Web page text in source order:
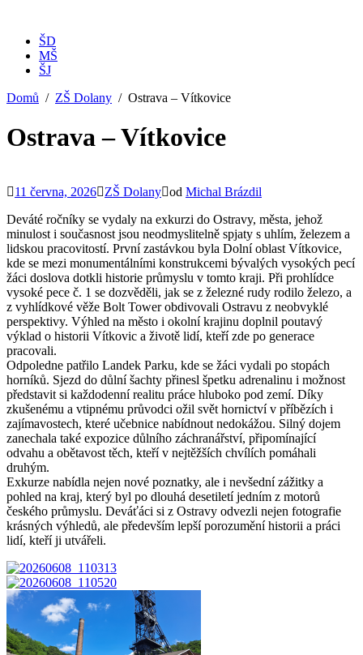
ŠD
MŠ
ŠJ
Domů
ZŠ Dolany Ostrava – Vítkovice
Ostrava – Vítkovice
11 června, 2026 ZŠ Dolany od Michal Brázdil
Deváté ročníky se vydaly na exkurzi do Ostravy, města, jehož
minulost i současnost jsou neodmyslitelně spjaty s uhlím, železem a
lidskou pracovitostí. První zastávkou byla Dolní oblast Vítkovice,
kde se mezi monumentálními konstrukcemi bývalých vysokých pecí
žáci doslova dotkli historie průmyslu v tomto kraji. Při prohlídce
vysoké pece č. 1 se dozvěděli, jak se z železné rudy rodilo železo, a
z vyhlídkové věže Bolt Tower obdivovali Ostravu z neobvyklé
perspektivy. Výhled na město i okolní krajinu doplnil poutavý
výklad o historii Vítkovic a životě lidí, kteří zde po generace
pracovali.
Odpoledne patřilo Landek Parku, kde se žáci vydali po stopách
horníků. Sjezd do důlní šachty přinesl špetku adrenalinu i možnost
představit si každodenní realitu práce hluboko pod zemí. Díky
zkušenému a vtipnému průvodci ožil svět hornictví v příbězích i
zajímavostech, které učebnice nabídnout nedokážou. Silný dojem
zanechala také expozice důlního záchranářství, připomínající
odvahu a obětavost těch, kteří v nejtěžších chvílích pomáhali
druhým.
Exkurze nabídla nejen nové poznatky, ale i nevšední zážitky a
pohled na kraj, který byl po dlouhá desetiletí jedním z motorů
českého průmyslu. Deváťáci si z Ostravy odvezli nejen fotografie
krásných výhledů, ale především lepší porozumění historii a práci
lidí, kteří ji utvářeli.